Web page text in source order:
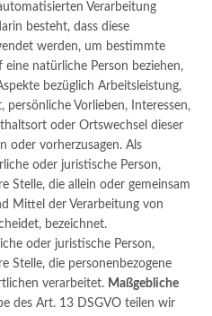
Verarbeitung
besteht, dass diese
werden, um bestimmte
natürliche Person beziehen,
bezüglich Arbeitsleistung,
Vorlieben, Interessen,
oder Ortswechsel dieser
oder vorherzusagen. Als
oder juristische Person,
Stelle, die allein oder gemeinsam
Mittel der Verarbeitung von
bezeichnet.
oder juristische Person,
Stelle, die personenbezogene
verarbeitet. Maßgebliche
des Art. 13 DSGVO teilen wir